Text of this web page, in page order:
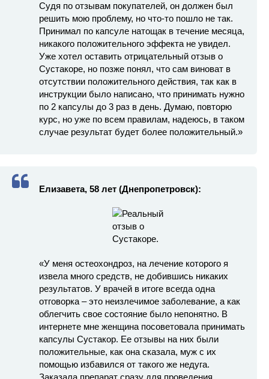
Судя по отзывам покупателей, он должен был
решить мою проблему, но что-то пошло не так.
Принимал по капсуле натощак в течение месяца,
никакого положительного эффекта не увидел.
Уже хотел оставить отрицательный отзыв о
Сустакоре, но позже понял, что сам виноват в
отсутствии положительного действия, так как в
инструкции было написано, что принимать нужно
по 2 капсулы до 3 раз в день. Думаю, повторю
курс, но уже по всем правилам, надеюсь, в таком
случае результат будет более положительный.»
Елизавета, 58 лет (Днепропетровск):
«У меня остеохондроз, на лечение которого я
извела много средств, не добившись никаких
результатов. У врачей в итоге всегда одна
отговорка – это неизлечимое заболевание, а как
облегчить свое состояние было непонятно. В
интернете мне женщина посоветовала принимать
капсулы Сустакор. Ее отзывы на них были
положительные, как она сказала, муж с их
помощью избавился от такого же недуга.